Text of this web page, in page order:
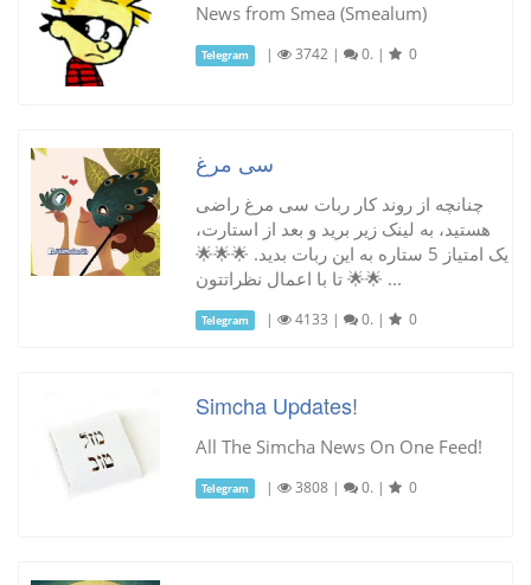
News from Smea (Smealum)
Telegram | 3742 | 0. | 0
سی مرغ
چنانچه از روند کار ربات سی مرغ راضی
هستید، به لینک زیر برید و بعد از استارت،
یک امتیاز 5 ستاره به این ربات بدید. 🌟🌟🌟
🌟🌟 تا با اعمال نظراتتون ...
Telegram | 4133 | 0. | 0
Simcha Updates!
All The Simcha News On One Feed!
Telegram | 3808 | 0. | 0